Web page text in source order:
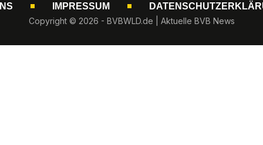
IMPRESSUM
Copyright © 2026 - BVBWLD.de | Aktuelle BVB News